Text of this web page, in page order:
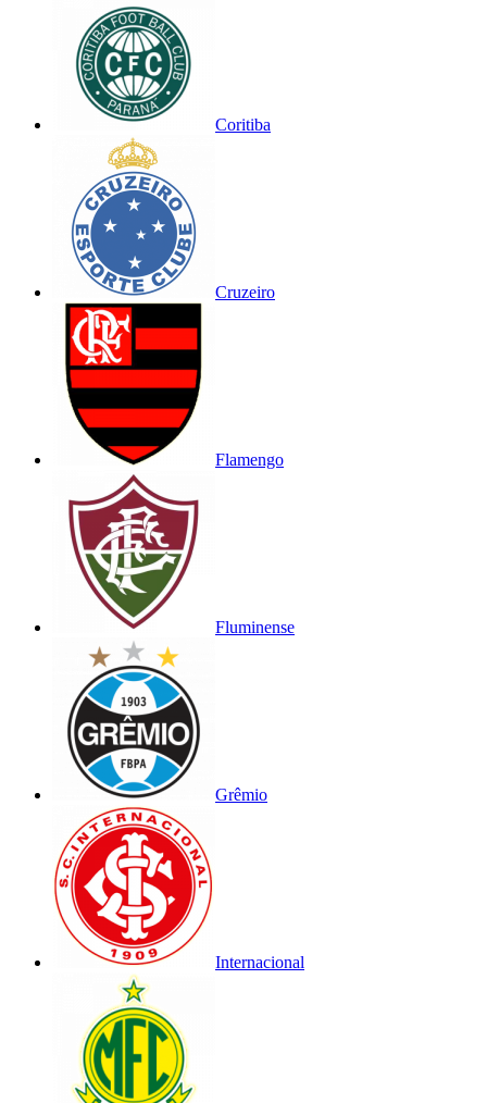
Coritiba
Cruzeiro
Flamengo
Fluminense
Grêmio
Internacional